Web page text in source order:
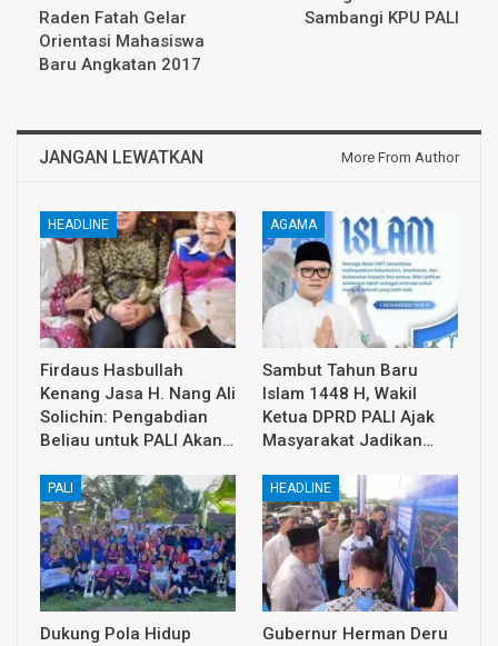
Raden Fatah Gelar
Orientasi Mahasiswa
Baru Angkatan 2017
Sambangi KPU PALI
JANGAN LEWATKAN More From Author
HEADLINE
Firdaus Hasbullah
Kenang Jasa H. Nang Ali
Solichin: Pengabdian
Beliau untuk PALI Akan…
AGAMA
Sambut Tahun Baru
Islam 1448 H, Wakil
Ketua DPRD PALI Ajak
Masyarakat Jadikan…
PALI
Dukung Pola Hidup
HEADLINE
Gubernur Herman Deru